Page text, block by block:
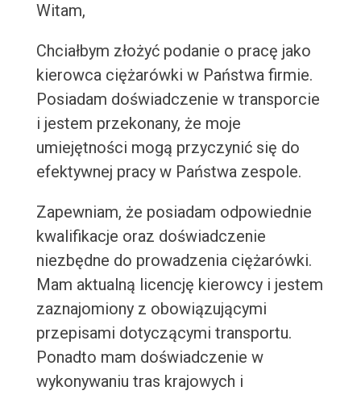
Witam,
Chciałbym złożyć podanie o pracę jako
kierowca ciężarówki w Państwa firmie.
Posiadam doświadczenie w transporcie
i jestem przekonany, że moje
umiejętności mogą przyczynić się do
efektywnej pracy w Państwa zespole.
Zapewniam, że posiadam odpowiednie
kwalifikacje oraz doświadczenie
niezbędne do prowadzenia ciężarówki.
Mam aktualną licencję kierowcy i jestem
zaznajomiony z obowiązującymi
przepisami dotyczącymi transportu.
Ponadto mam doświadczenie w
wykonywaniu tras krajowych i